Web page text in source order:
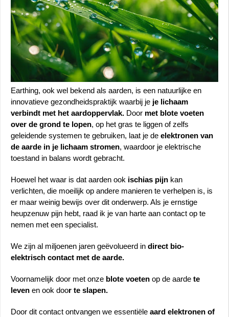
Earthing, ook wel bekend als aarden, is een natuurlijke en
innovatieve gezondheidspraktijk waarbij je je lichaam
verbindt met het aardoppervlak. Door met blote voeten
over de grond te lopen, op het gras te liggen of zelfs
geleidende systemen te gebruiken, laat je de elektronen van
de aarde in je lichaam stromen, waardoor je elektrische
toestand in balans wordt gebracht.
Hoewel het waar is dat aarden ook ischias pijn kan
verlichten, die moeilijk op andere manieren te verhelpen is, is
er maar weinig bewijs over dit onderwerp. Als je ernstige
heupzenuw pijn hebt, raad ik je van harte aan contact op te
nemen met een specialist.
We zijn al miljoenen jaren geëvolueerd in direct bio-
elektrisch contact met de aarde.
Voornamelijk door met onze blote voeten op de aarde te
leven en ook door te slapen.
Door dit contact ontvangen we essentiële aard elektronen of